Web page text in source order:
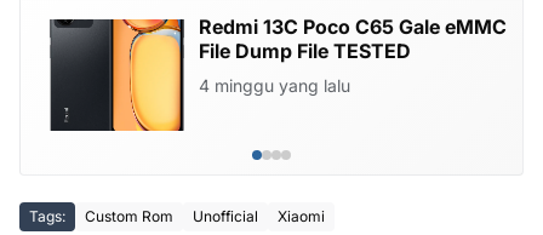
Redmi 13C Poco C65 Gale eMMC
File Dump File TESTED
4 minggu yang lalu
Tags: Custom Rom Unofficial Xiaomi